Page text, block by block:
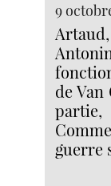
9
de
guerre